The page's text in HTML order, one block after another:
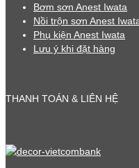
Bơm sơn Anest Iwata
Nồi trộn sơn Anest
Phụ kiện Anest Iwata
Lưu ý khi đặt hàng
THANH TOÁN & LIÊN HỆ